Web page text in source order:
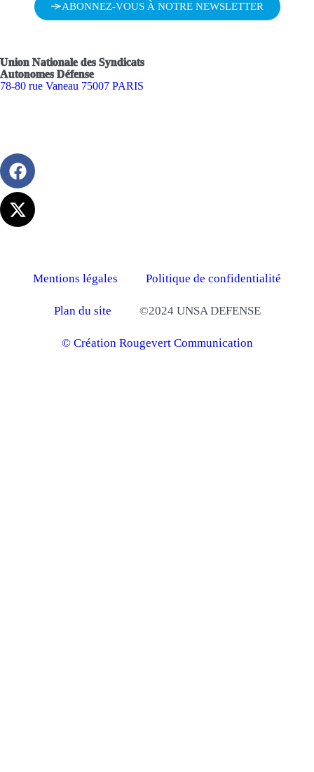
ABONNEZ-VOUS À NOTRE NEWSLETTER
Union Nationale des Syndicats
Autonomes Défense
78-80 rue Vaneau 75007 PARIS
Mentions légales Politique de confidentialité
Plan du site ©2024 UNSA DEFENSE
© Création Rougevert Communication